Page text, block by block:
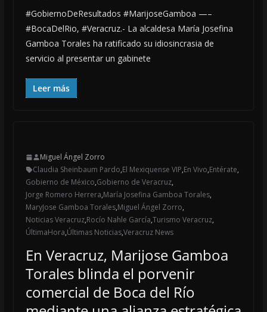
#GobiernoDeResultados #MarijoseGamboa —–
#BocaDelRio, #Veracruz.- La alcaldesa María Josefina
Gamboa Torales ha ratificado su idiosincrasia de
servicio al presentar un gabinete
Leer más
Miguel Ángel Zorro
Claudia Sheinbaum Pardo,El Mexiquense VIP,En Vivo,Entérate,
Gobierno de México,Gobierno de Veracruz,
Jorge Romero Herrera,María Josefina Gamboa Torales,
MaryJose Gamboa Torales,Miguel Ángel Zorro,
Noticias Veracruz,Rocío Nahle García,Turismo Veracruz,
ÚltimaHora,Últimas Noticias,Veracruz News
En Veracruz, Marijose Gamboa
Torales blinda el porvenir
comercial de Boca del Río